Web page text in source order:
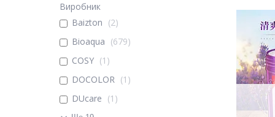
Виробник
Baizton
2
Bioaqua
679
COSY
1
DOCOLOR
1
DUcare
1